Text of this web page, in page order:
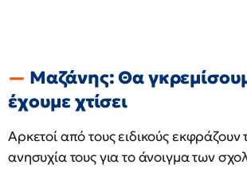
Μαζάνης: Θα
έχουμε χτίσει
Αρκετοί από τους ειδικούς εκφράζουν
ανησυχία τους για το άνοιγμα των